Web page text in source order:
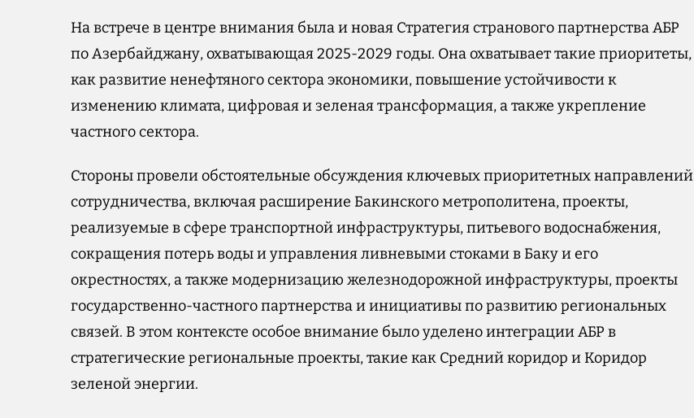
На встрече в центре внимания была и новая Стратегия странового партнерства АБР
по Азербайджану, охватывающая 2025-2029 годы. Она охватывает такие приоритеты,
как развитие ненефтяного сектора экономики, повышение устойчивости к
изменению климата, цифровая и зеленая трансформация, а также укрепление
частного сектора.
Стороны провели обстоятельные обсуждения ключевых приоритетных направлений
сотрудничества, включая расширение Бакинского метрополитена, проекты,
реализуемые в сфере транспортной инфраструктуры, питьевого водоснабжения,
сокращения потерь воды и управления ливневыми стоками в Баку и его
окрестностях, а также модернизацию железнодорожной инфраструктуры, проекты
государственно-частного партнерства и инициативы по развитию региональных
связей. В этом контексте особое внимание было уделено интеграции АБР в
стратегические региональные проекты, такие как Средний коридор и Коридор
зеленой энергии.